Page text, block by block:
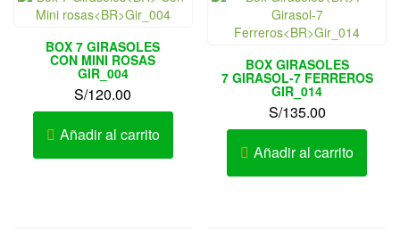
BOX 7 GIRASOLES
CON MINI ROSAS
GIR_004
S/120.00
Añadir al carrito
BOX GIRASOLES
7 GIRASOL-7 FERREROS
GIR_014
S/135.00
Añadir al carrito